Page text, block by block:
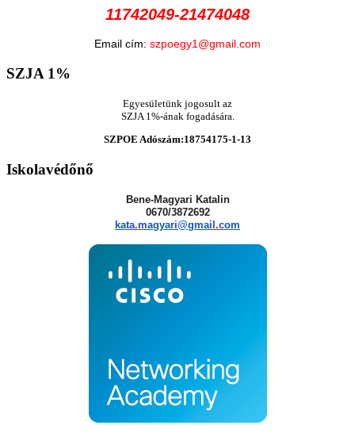
11742049-21474048
Email cím: szpoegy1@gmail.com
SZJA1%
Egyesületünk jogosult az
SZJA 1%-ának fogadására.
SZPOE Adószám:18754175-1-13
Iskolavédőnő
Bene-Magyari Katalin
0670/3872692
kata.magyari@gmail.com